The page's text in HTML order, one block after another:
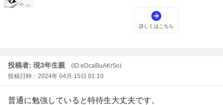
投稿者: 現3年生親
(ID:eDcaBuAKr5o)
投稿日時：2024年 04月 15日 01:10
普通に勉強していると特待生大丈夫です。